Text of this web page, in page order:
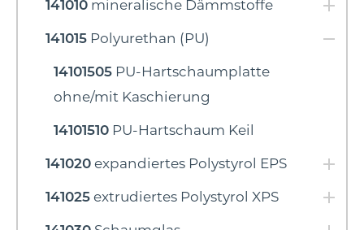
141010 mineralische Dämmstoffe
141015 Polyurethan (PU)
14101505 PU-Hartschaumplatte
ohne/mit Kaschierung
14101510 PU-Hartschaum Keil
141020 expandiertes Polystyrol EPS
141025 extrudiertes Polystyrol XPS